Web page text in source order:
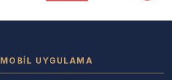
MOBIL UYGULAMA